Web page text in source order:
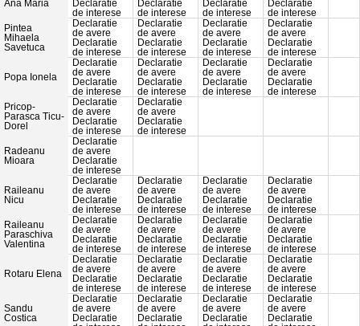
Ana Maria
Declaratie
de interese
Declaratie
de interese
Declaratie
de interese
Declaratie
de interese
Pintea
Mihaela
Savetuca
Declaratie
de avere
Declaratie
de interese
Declaratie
de avere
Declaratie
de interese
Declaratie
de avere
Declaratie
de interese
Declaratie
de avere
Declaratie
de interese
Popa Ionela
Declaratie
de avere
Declaratie
de interese
Declaratie
de avere
Declaratie
de interese
Declaratie
de avere
Declaratie
de interese
Declaratie
de avere
Declaratie
de interese
Pricop-
Parasca Ticu-
Dorel
Declaratie
de avere
Declaratie
de interese
Declaratie
de avere
Declaratie
de interese
Radeanu
Mioara
Declaratie
de avere
Declaratie
de interese
Raileanu
Nicu
Declaratie
de avere
Declaratie
de interese
Declaratie
de avere
Declaratie
de interese
Declaratie
de avere
Declaratie
de interese
Declaratie
de avere
Declaratie
de interese
Raileanu
Paraschiva
Valentina
Declaratie
de avere
Declaratie
de interese
Declaratie
de avere
Declaratie
de interese
Declaratie
de avere
Declaratie
de interese
Declaratie
de avere
Declaratie
de interese
Rotaru Elena
Declaratie
de avere
Declaratie
de interese
Declaratie
de avere
Declaratie
de interese
Declaratie
de avere
Declaratie
de interese
Declaratie
de avere
Declaratie
de interese
Sandu
Costica
Declaratie
de avere
Declaratie
Declaratie
de avere
Declaratie
Declaratie
de avere
Declaratie
Declaratie
de avere
Declaratie